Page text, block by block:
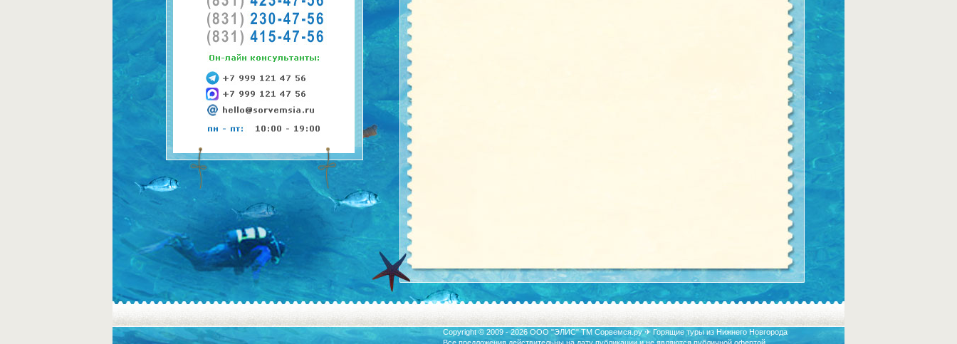
Copyright © 2009 - 2026 ООО "ЭЛИС" ТМ Сорвемся.ру ✈ Горящие туры из Нижнего Новгорода